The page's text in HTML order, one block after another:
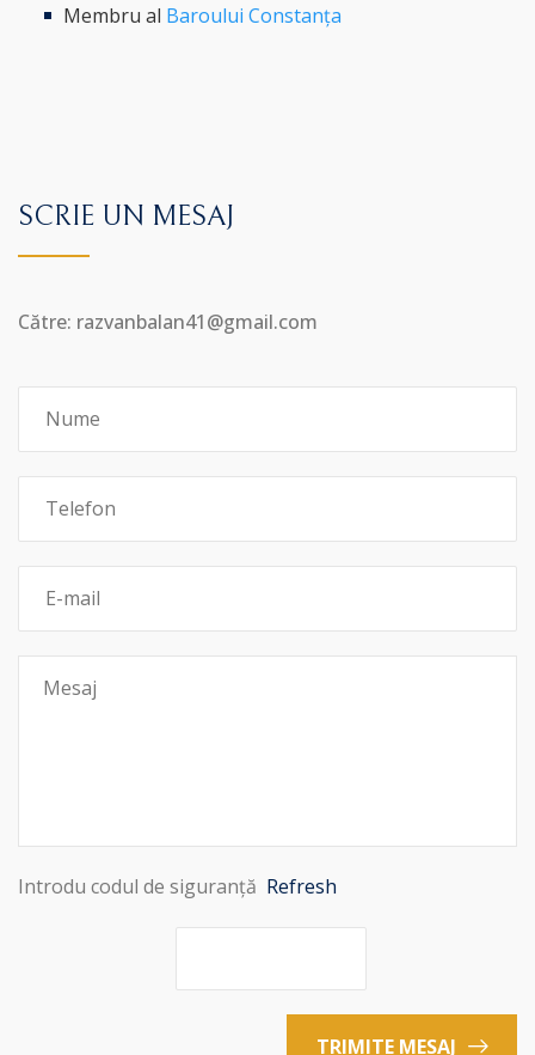
Membru al Baroului Constanța
SCRIE UN MESAJ
Către: razvanbalan41@gmail.com
Introdu codul de siguranță Refresh
TRIMITE MESAJ